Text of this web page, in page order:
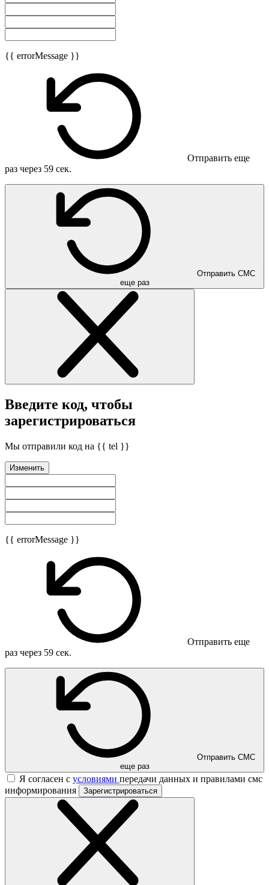
{{ errorMessage }}
Отправить еще
раз через 59 сек.
еще раз
Введите код, чтобы
зарегистрироваться
Мы отправили код на {{ tel }}
Изменить
{{ errorMessage }}
Отправить еще
раз через 59 сек.
еще раз
Я согласен с условиями передачи данных и правилами смс
информирования
Зарегистрироваться